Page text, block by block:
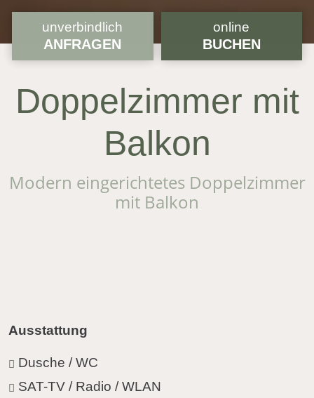
unverbindlich
ANFRAGEN
online
BUCHEN
Doppelzimmer mit
Balkon
Modern eingerichtetes Doppelzimmer
mit Balkon
Ausstattung
Dusche / WC
SAT-TV / Radio / WLAN